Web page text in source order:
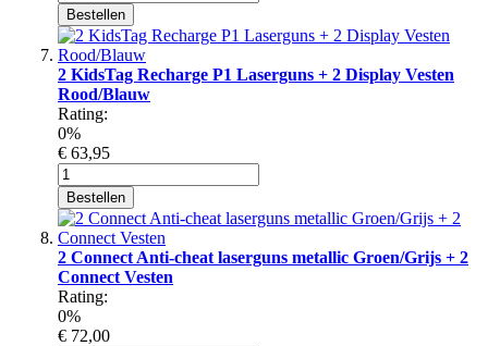
Bestellen
2 KidsTag Recharge P1 Laserguns + 2 Display Vesten
Rood/Blauw
Rating:
0%
€ 63,95
Bestellen
2 Connect Anti-cheat laserguns metallic Groen/Grijs + 2
Connect Vesten
Rating:
0%
€ 72,00